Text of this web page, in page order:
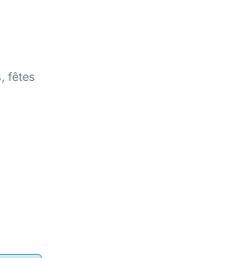
fêtes